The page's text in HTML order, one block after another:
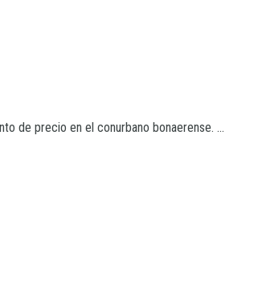
de precio en el conurbano bonaerense. ...